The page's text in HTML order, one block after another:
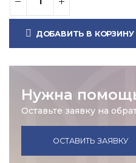
ДОБАВИТЬ В КОРЗИНУ
Нужна
Оставьте заявку на
ОСТАВИТЬ ЗАЯВКУ